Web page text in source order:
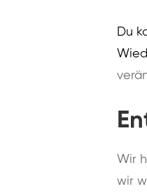
Du
Wir
wir